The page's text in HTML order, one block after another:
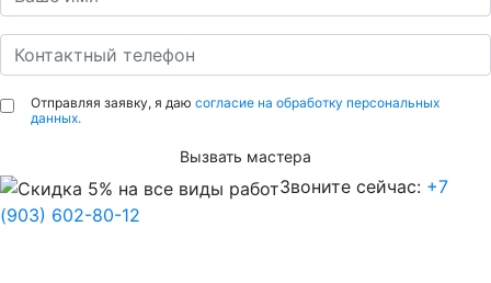
Отправляя заявку, я даю согласие на обработку персональных
данных.
Вызвать мастера
Звоните сейчас: +7
(903) 602-80-12